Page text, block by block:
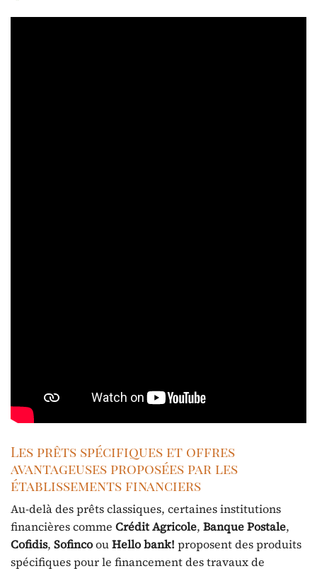
Les prêts spécifiques et offres
avantageuses proposées par les
établissements financiers
Au-delà des prêts classiques, certaines institutions
financières comme Crédit Agricole, Banque Postale,
Cofidis, SofincoouHello bank! proposent des produits
spécifiques pour le financement des travaux de